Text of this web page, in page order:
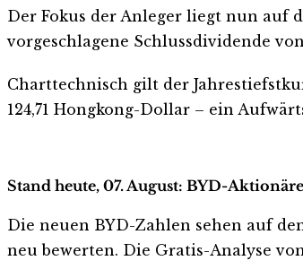
Der Fokus der Anleger liegt nun auf
vorgeschlagene Schlussdividende
Charttechnisch gilt der
124,71 Hongkong-Dollar – ein
Stand heute, 07. August: BYD-
Die neuen BYD-Zahlen sehen auf
neu bewerten. Die Gratis-Analyse